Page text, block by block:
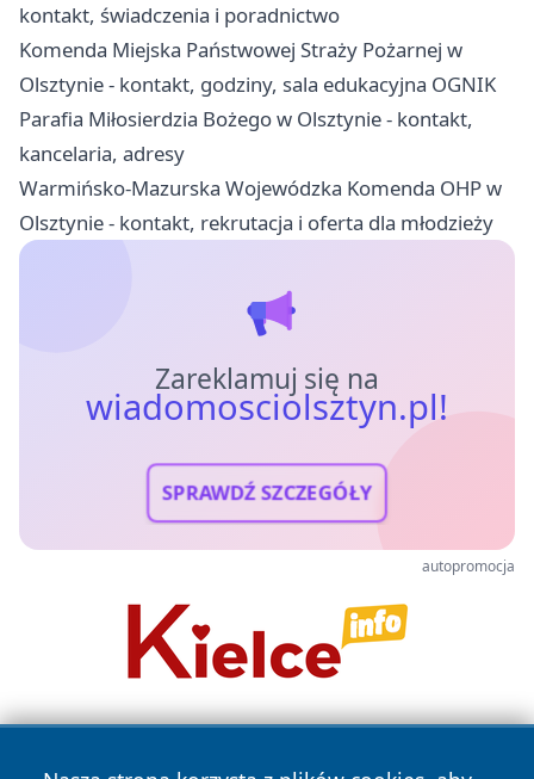
kontakt, świadczenia i poradnictwo
Komenda Miejska Państwowej Straży Pożarnej w
Olsztynie - kontakt, godziny, sala edukacyjna OGNIK
Parafia Miłosierdzia Bożego w Olsztynie - kontakt,
kancelaria, adresy
Warmińsko-Mazurska Wojewódzka Komenda OHP w
Olsztynie - kontakt, rekrutacja i oferta dla młodzieży
Zareklamuj się na
wiadomosciolsztyn.pl!
SPRAWDŹ SZCZEGÓŁY
autopromocja